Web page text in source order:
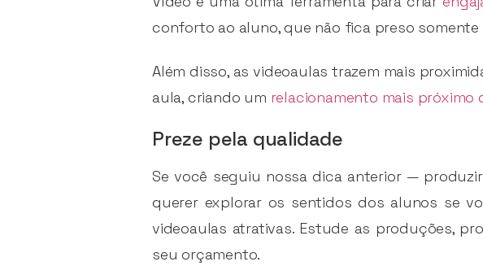
conforto ao aluno, que não fica preso
Além disso, as videoaulas trazem mais
aula, criando um relacionamento mais próximo
Preze pela qualidade
Se você seguiu nossa dica anterior —
querer explorar os sentidos dos alunos se
videoaulas atrativas. Estude as produções,
seu orçamento.